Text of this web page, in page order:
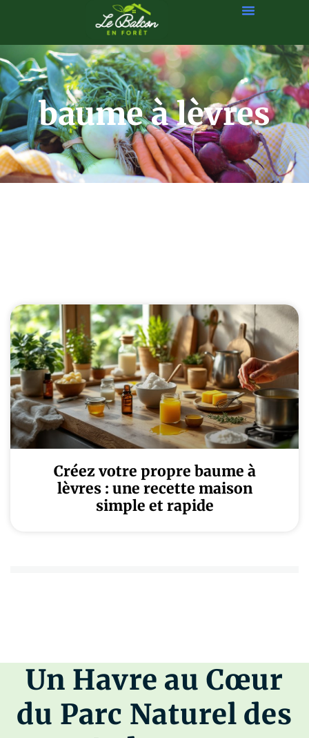
baume à lèvres
Créez votre propre baume à
lèvres : une recette maison
simple et rapide
Un Havre au Cœur
du Parc Naturel des